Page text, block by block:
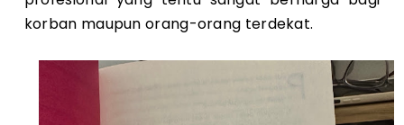
korban maupun orang-orang terdekat.